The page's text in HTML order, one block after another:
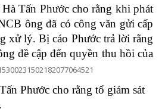
Tấn Phước cho rằng khi phát
ông đã có công văn gửi cấp
xử lý. Bị cáo Phước trả lời rằng
đề cập đến quyền thu hồi của
Phước cho rằng tổ giám sát